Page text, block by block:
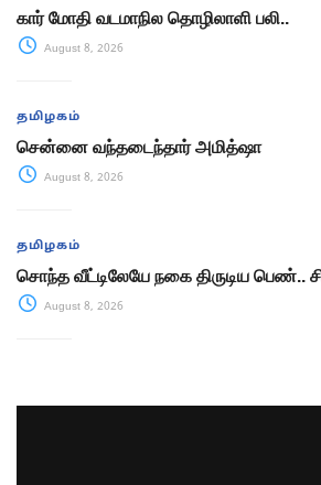
கார் மோதி வடமாநில தொழிலாளி பலி..
August 8, 2026
தமிழகம்
சென்னை வந்தடைந்தார் அமித்ஷா
August 8, 2026
தமிழகம்
சொந்த வீட்டிலேயே நகை திருடிய பெண்..
August 8, 2026